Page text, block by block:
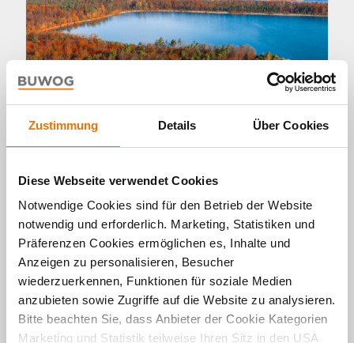
Zustimmung Details Über Cookies
Diese Webseite verwendet Cookies
Notwendige Cookies sind für den Betrieb der Website
notwendig und erforderlich. Marketing, Statistiken und
Präferenzen Cookies ermöglichen es, Inhalte und
Anzeigen zu personalisieren, Besucher
wiederzuerkennen, Funktionen für soziale Medien
anzubieten sowie Zugriffe auf die Website zu analysieren.
Bitte beachten Sie, dass Anbieter der Cookie Kategorien
Marketing und Statistik teilweise Ihren Sitz in den USA
Panorama
Naunhof: Indian Summer am
Grillensee
11. 12. 2025 von Michael Divé
Die eindrucksvolle Lage des Neubauprojekts
BUWOG FLORAGÄRTEN in Naunhof überzeugt in
jeder Hinsicht. Unser Ortsbesuch zeigt: Hier
wohnt es sich idyllisch in der Natur. Wald und